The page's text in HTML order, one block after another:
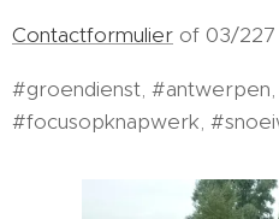
Contactformulier of 03/227
#groendienst,
#focusopknapwerk,